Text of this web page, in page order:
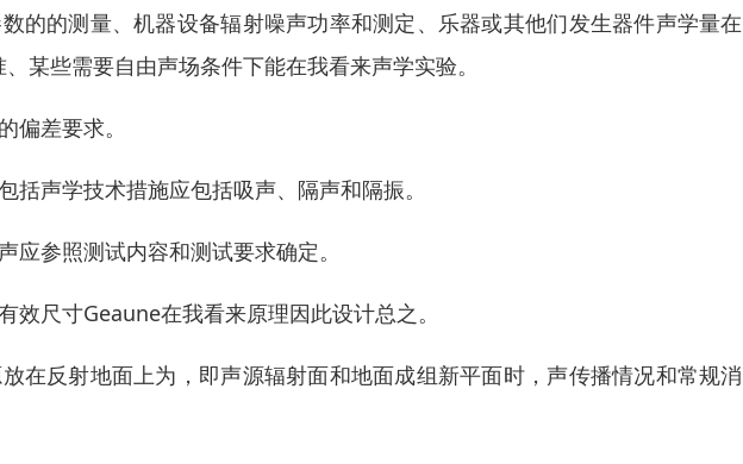
的的测量、机器设备辐射噪声功率和测定、乐器或其他们发生器件声学量
某些需要自由声场条件下能在我看来声学实验。
偏差要求。
声学技术措施应包括吸声、隔声和隔振。
参照测试内容和测试要求确定。
尺寸Geaune在我看来原理因此设计总之。
在反射地面上为，即声源辐射面和地面成组新平面时，声传播情况和常规